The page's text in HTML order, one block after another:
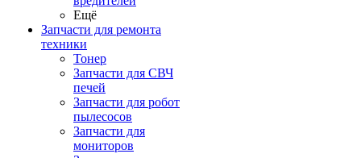
Ещё
Запчасти для ремонта
техники
Тонер
Запчасти для СВЧ
печей
Запчасти для робот
пылесосов
Запчасти для
мониторов